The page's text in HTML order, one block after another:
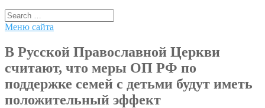
Меню сайта
В Русской Православной Церкви
считают, что меры ОП РФ по
поддержке семей с детьми будут иметь
положительный эффект